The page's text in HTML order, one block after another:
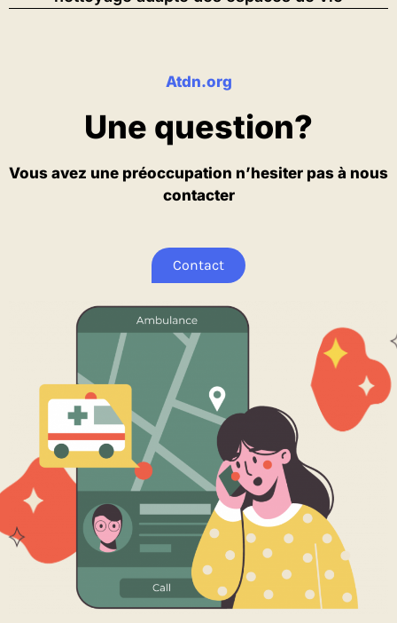
Atdn.org
Une question?
Vous avez une préoccupation n’hesiter pas à nous
contacter
Contact